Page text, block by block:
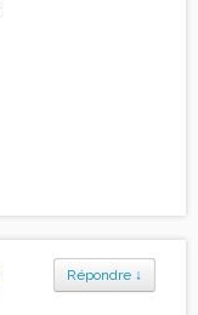
Répondre ↓